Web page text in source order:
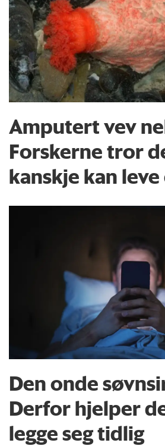
Amputert vev
Forskerne tror
kanskje kan leve
Den onde
Derfor hjelper
legge seg tidlig